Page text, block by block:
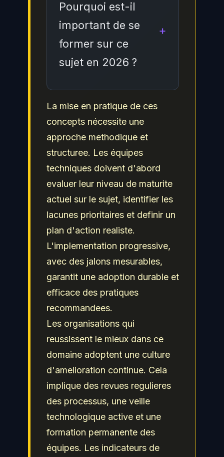
équipes pour faire face
aux risques associes a
cette problematique.
l'evaluation reguliere de
la posture de sécurité, la
mise en place de
formation continue des
équipes et l'adoption des
referentiels de sécurité
reconnus comme ceux du
NIST, de l'ANSSI et de
l'OWASP .
Pourquoi est-il
important de se
former sur ce
sujet en 2026 ?
sujet est devenue
incontournable face a
l'evolution constante des
menaces et des
exigences reglementaires.
cybersécurité doivent
maintenir leurs
protéger efficacement les
actifs numeriques de leur
organisation et repondre
aux obligations de
La mise en pratique de ces
concepts nécessite une
approche methodique et
structuree. Les équipes
techniques doivent d'abord
evaluer leur niveau de maturite
actuel sur le sujet, identifier les
lacunes prioritaires et definir un
plan d'action realiste.
L'implementation progressive,
avec des jalons mesurables,
garantit une adoption durable et
efficace des pratiques
recommandees.
Les organisations qui
reussissent le mieux dans ce
domaine adoptent une culture
d'amelioration continue. Cela
implique des revues regulieres
des processus, une veille
technologique active et une
formation permanente des
équipes. Les indicateurs de